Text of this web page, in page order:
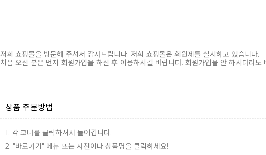
저희 쇼핑몰을 방문해 주셔서 감사드립니다. 저희 쇼핑몰은 회원제를 실시하고 있습니다.
처음 오신 분은 먼저 회원가입을 하신 후 이용하시길 바랍니다. 회원가입을 안 하시더라
상품 주문방법
1. 각 코너를 클릭하셔서 들어갑니다.
2. "바로가기" 메뉴 또는 사진이나 상품명을 클릭하세요!